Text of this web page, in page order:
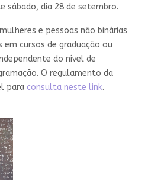
sábado, dia 28 de setembro.
e pessoas não binárias
cursos de graduação ou
do nível de
O regulamento da
para consulta neste link.